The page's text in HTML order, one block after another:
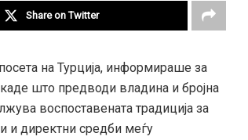
Share on Twitter
на Турција, информираше за
што предводи владина и бројна
воспоставената традиција за
и директни средби меѓу